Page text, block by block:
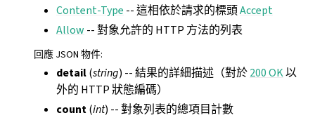
Content-Type -- 這相依於請求的標頭Accept
Allow -- 對象允許的 HTTP 方法的列表
回應 JSON 物件:
detail(string) -- 結果的詳細描述（對於200 OK以
外的 HTTP 狀態編碼）
count(int) -- 對象列表的總項目計數